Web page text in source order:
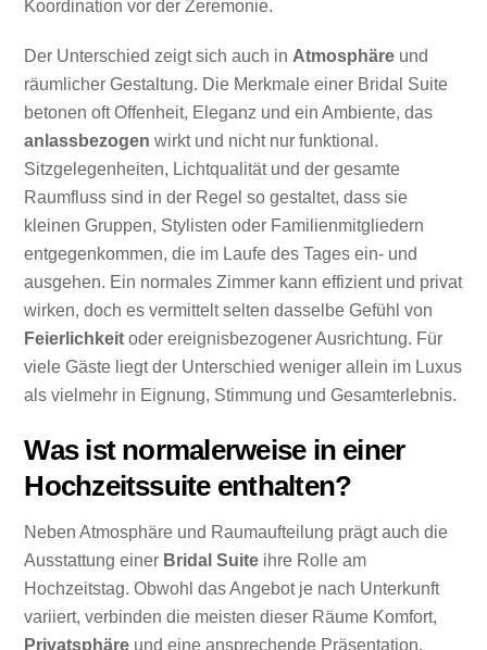
Koordination vor der Zeremonie.
Der Unterschied zeigt sich auch inAtmosphäre und
räumlicher Gestaltung. Die Merkmale einer Bridal Suite
betonen oft Offenheit, Eleganz und ein Ambiente, das
anlassbezogen wirkt und nicht nur funktional.
Sitzgelegenheiten, Lichtqualität und der gesamte
Raumfluss sind in der Regel so gestaltet, dass sie
kleinen Gruppen, Stylisten oder Familienmitgliedern
entgegenkommen, die im Laufe des Tages ein- und
ausgehen. Ein normales Zimmer kann effizient und privat
wirken, doch es vermittelt selten dasselbe Gefühl von
Feierlichkeit oder ereignisbezogener Ausrichtung. Für
viele Gäste liegt der Unterschied weniger allein im Luxus
als vielmehr in Eignung, Stimmung und Gesamterlebnis.
Was ist normalerweise in einer
Hochzeitssuite enthalten?
Neben Atmosphäre und Raumaufteilung prägt auch die
Ausstattung einer Bridal Suite ihre Rolle am
Hochzeitstag. Obwohl das Angebot je nach Unterkunft
variiert, verbinden die meisten dieser Räume Komfort,
Privatsphäre und eine ansprechende Präsentation.